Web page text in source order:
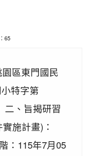
65
區東門國民
特字第
二、旨揭研習
施計畫)：
：115年7月05